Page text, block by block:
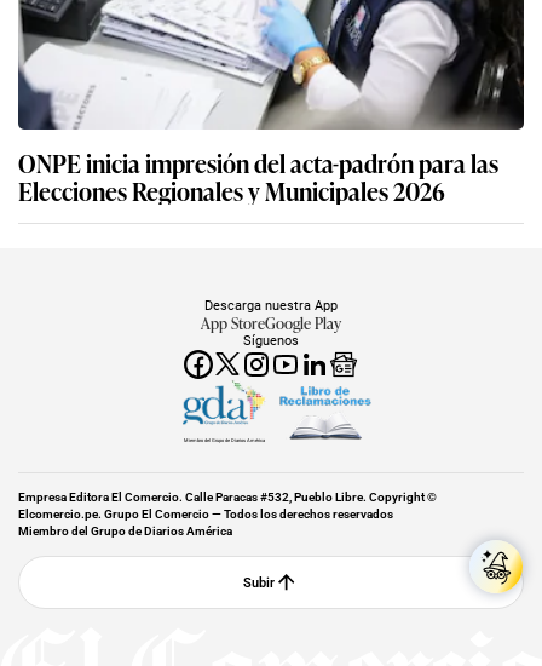
ONPE inicia impresión del acta-padrón para las
Elecciones Regionales y Municipales 2026
Síguenos
Descarga nuestra App
App StoreGoogle Play
Miembro del Grupo de Diarios América
Empresa Editora El Comercio. Calle Paracas #532, Pueblo Libre. Copyright ©
Elcomercio.pe. Grupo El Comercio — Todos los derechos reservados
Miembro del Grupo de Diarios América
Subir